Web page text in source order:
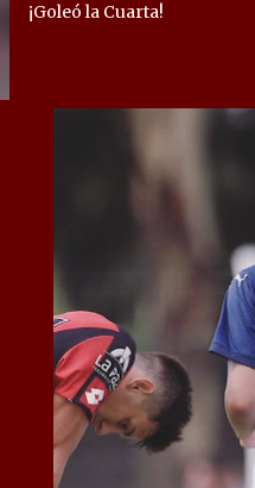
¡Goleó la Cuarta!